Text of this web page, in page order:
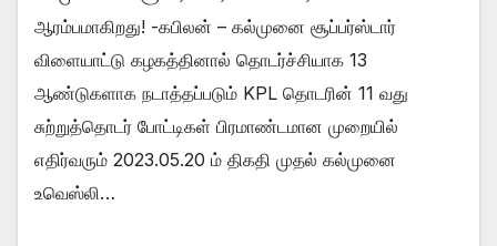
ஆரம்பமாகிறது! -கபிலன் – கல்முனை சூப்பர்ஸ்டார்
விளையாட்டு கழகத்தினால் தொடர்ச்சியாக 13
ஆண்டுகளாக நடாத்தப்படும் KPL தொடரின் 11 வது
சுற்றுத்தொடர் போட்டிகள் பிரமாண்டமான முறையில்
எதிர்வரும் 2023.05.20 ம் திகதி முதல் கல்முனை
உவெஸ்லி…